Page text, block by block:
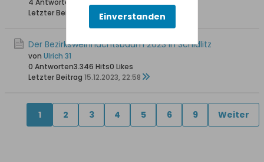
4 Antworten
Letzter Beitrag
21.12.2023, 23:57
Der Bezirksweihnachtsbaum 2023 in Schidlitz
von Ulrich 31
0 Antworten3.346 Hits0 Likes
Letzter Beitrag 15.12.2023, 22:58
1 2 3 4 5 6 9 Weiter
Einverstanden